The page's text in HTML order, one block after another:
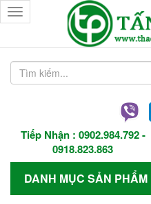
Tiếp Nhận : 0902.984.792-
0918.823.863
Toggle
navigation
DANH MỤC SẢN PHẨM